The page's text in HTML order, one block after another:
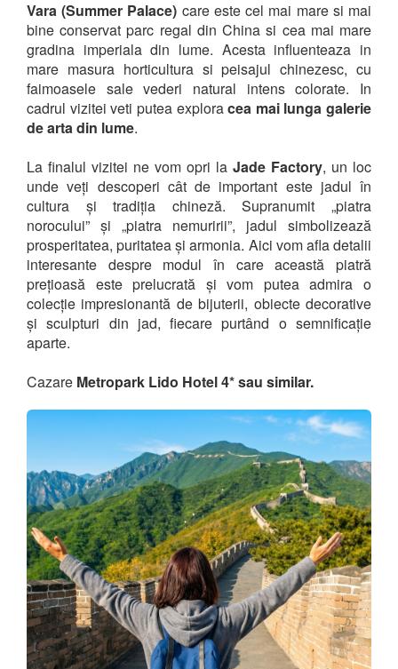
Vara (Summer Palace) care este cel mai mare si mai
bine conservat parc regal din China si cea mai mare
gradina imperiala din lume. Acesta influenteaza in
mare masura horticultura si peisajul chinezesc, cu
faimoasele sale vederi natural intens colorate. In
cadrul vizitei veti putea exploracea mai lunga galerie
de arta din lume.
La finalul vizitei ne vom opri la Jade Factory, un loc
unde veți descoperi cât de important este jadul în
cultura și tradiția chineză. Supranumit „piatra
norocului” și „piatra nemuririi”, jadul simbolizează
prosperitatea, puritatea și armonia. Aici vom afla detalii
interesante despre modul în care această piatră
prețioasă este prelucrată și vom putea admira o
colecție impresionantă de bijuterii, obiecte decorative
și sculpturi din jad, fiecare purtând o semnificație
aparte.
Cazare Metropark Lido Hotel 4* sau similar.